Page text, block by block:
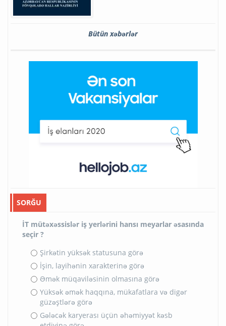
Bütün xəbərlər
SORĞU
İT mütəxəssislər iş yerlərini hansı meyarlar əsasında
seçir ?
Şirkətin yüksək statusuna görə
İşin, layihənin xarakterinə görə
Əmək müqaviləsinin olmasına görə
Yüksək əmək haqqına, mükafatlara və digər
güzəştlərə görə
Gələcək karyerası üçün əhəmiyyət kəsb